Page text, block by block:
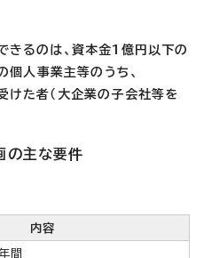
るのは、 資本金1億円以下の
人事業主等のうち、
た者（大企業の子会社等を
の主な要件
内容
間